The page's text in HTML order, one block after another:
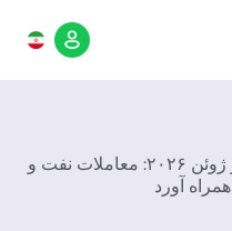
برترین معامله‌گران NordFX در ژوئن ۲۰۲۶: معاملات نفت و